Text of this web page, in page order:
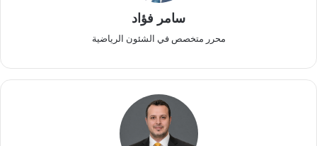
سامر فؤاد
محرر متخصص في الشئون الرياضية